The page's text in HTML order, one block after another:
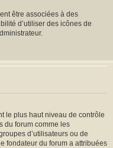
être associées à des
d’utiliser des icônes de
le plus haut niveau de contrôle
du forum comme les
d’utilisateurs ou de
fondateur du forum a attribuées